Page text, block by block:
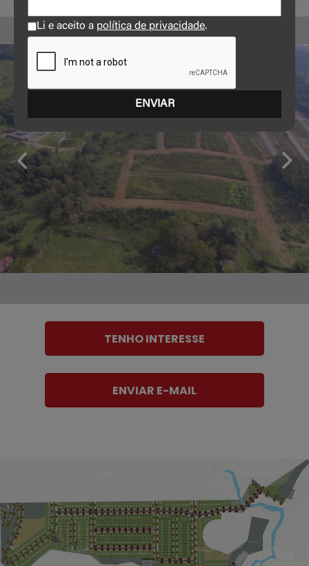
TENHO INTERESSE
ENVIAR E-MAIL
Li e aceito a política de privacidade.